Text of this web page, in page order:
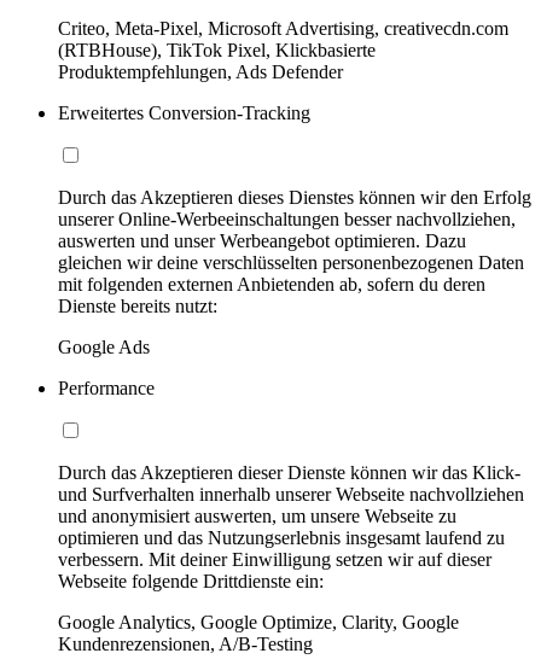
Criteo, Meta-Pixel, Microsoft Advertising, creativecdn.com
(RTBHouse), TikTok Pixel, Klickbasierte
Produktempfehlungen, Ads Defender
Erweitertes Conversion-Tracking
Durch das Akzeptieren dieses Dienstes können wir den Erfolg
unserer Online-Werbeeinschaltungen besser nachvollziehen,
auswerten und unser Werbeangebot optimieren. Dazu
gleichen wir deine verschlüsselten personenbezogenen Daten
mit folgenden externen Anbietenden ab, sofern du deren
Dienste bereits nutzt:
Google Ads
Performance
Durch das Akzeptieren dieser Dienste können wir das Klick-
und Surfverhalten innerhalb unserer Webseite nachvollziehen
und anonymisiert auswerten, um unsere Webseite zu
optimieren und das Nutzungserlebnis insgesamt laufend zu
verbessern. Mit deiner Einwilligung setzen wir auf dieser
Webseite folgende Drittdienste ein:
Google Analytics, Google Optimize, Clarity, Google
Kundenrezensionen, A/B-Testing